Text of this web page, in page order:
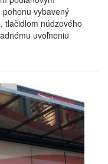
vybavený
tlačidlom núdzového
uvoľneniu